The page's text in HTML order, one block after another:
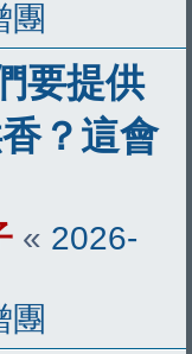
團
要提供
？這會
« 2026-
團